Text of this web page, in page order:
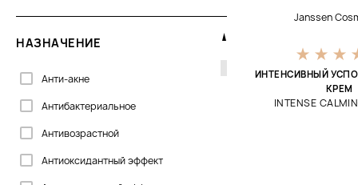
Genosys
НАЗНАЧЕНИЕ
Анти-акне
Антибактериальное
Антивозрастной
Антиоксидантный эффект
Janssen
ИНТЕНСИВНЫЙ
КРЕМ
INTENSE